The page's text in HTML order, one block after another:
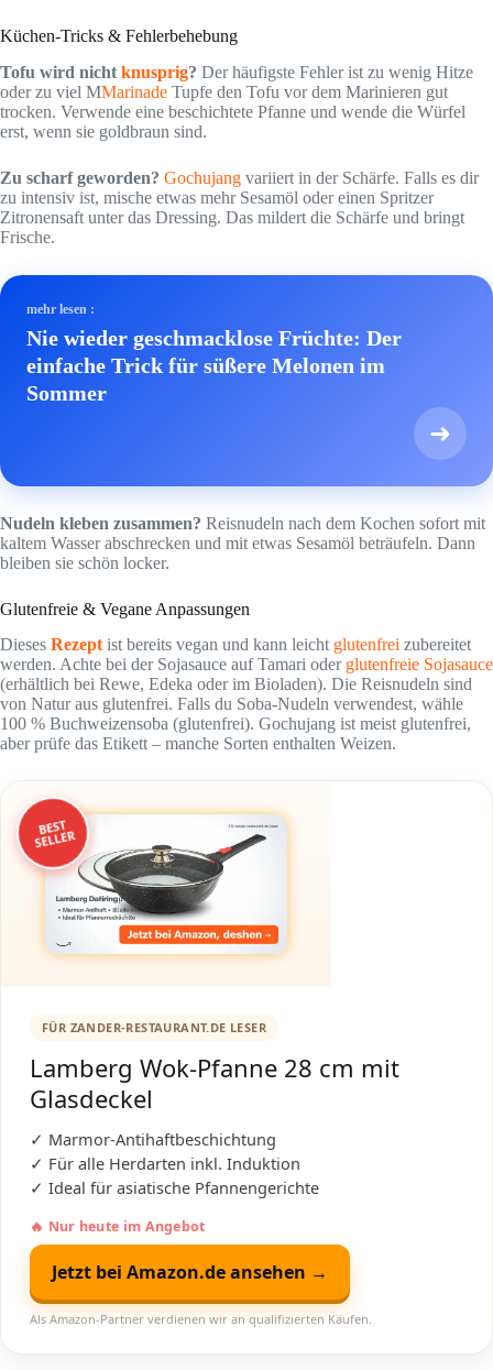
Küchen-Tricks & Fehlerbehebung
Tofu wird nicht knusprig? Der häufigste Fehler ist zu wenig Hitze
oder zu viel MMarinade Tupfe den Tofu vor dem Marinieren gut
trocken. Verwende eine beschichtete Pfanne und wende die Würfel
erst, wenn sie goldbraun sind.
Zu scharf geworden? Gochujang variiert in der Schärfe. Falls es dir
zu intensiv ist, mische etwas mehr Sesamöl oder einen Spritzer
Zitronensaft unter das Dressing. Das mildert die Schärfe und bringt
Frische.
mehr lesen :
Nie wieder geschmacklose Früchte: Der
einfache Trick für süßere Melonen im
Sommer
➜
Nudeln kleben zusammen? Reisnudeln nach dem Kochen sofort mit
kaltem Wasser abschrecken und mit etwas Sesamöl beträufeln. Dann
bleiben sie schön locker.
Glutenfreie & Vegane Anpassungen
Dieses Rezeptist bereits vegan und kann leicht glutenfrei zubereitet
werden. Achte bei der Sojasauce auf Tamari oder glutenfreie Sojasauce
(erhältlich bei Rewe, Edeka oder im Bioladen). Die Reisnudeln sind
von Natur aus glutenfrei. Falls du Soba-Nudeln verwendest, wähle
100 % Buchweizensoba (glutenfrei). Gochujang ist meist glutenfrei,
aber prüfe das Etikett – manche Sorten enthalten Weizen.
BEST
SELLER
FÜR ZANDER-RESTAURANT.DE LESER
Lamberg Wok-Pfanne 28 cm mit
Glasdeckel
✓ Marmor-Antihaftbeschichtung
✓ Für alle Herdarten inkl. Induktion
✓ Ideal für asiatische Pfannengerichte
🔥 Nur heute im Angebot
Jetzt bei Amazon.de ansehen →
Als Amazon-Partner verdienen wir an qualifizierten Käufen.